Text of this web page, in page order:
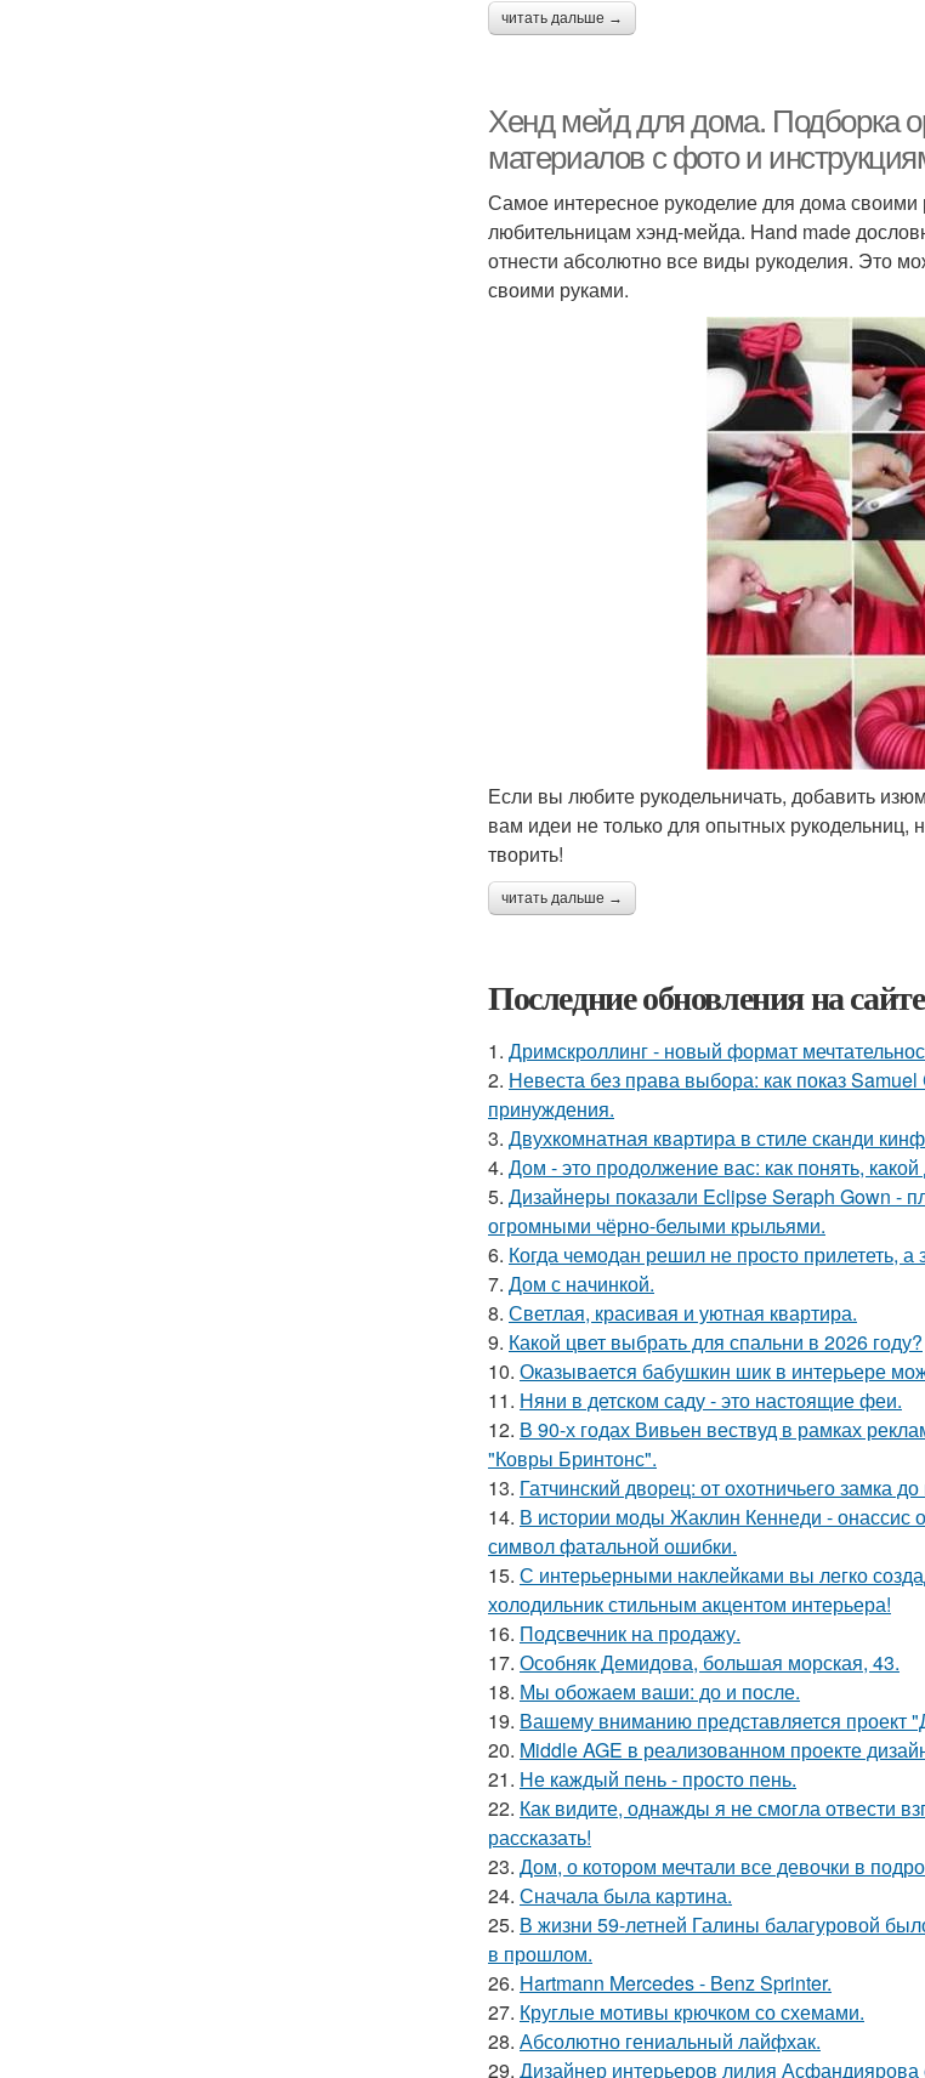
читать дальше →
Хенд мейд для дома. Подборка
материалов с фото и
Самое интересное рукоделие для дома
любительницам хэнд-мейда. Hand made
отнести абсолютно все виды рукоделия. Это
своими руками.
Если вы любите рукодельничать, добавить
вам идеи не только для опытных
творить!
читать дальше →
Последние обновления на
1. Дримскроллинг - новый формат
2. Невеста без права выбора: как показ
принуждения.
3. Двухкомнатная квартира в стиле сканди
4. Дом - это продолжение вас: как понять,
5. Дизайнеры показали Eclipse Seraph Gown -
огромными чёрно-белыми крыльями.
6. Когда чемодан решил не просто прилететь, а
7. Дом с начинкой.
8. Светлая, красивая и уютная квартира.
9. Какой цвет выбрать для спальни в 2026 году?
10. Оказывается бабушкин шик в интерьере
11. Няни в детском саду - это настоящие феи.
12. В 90-х годах Вивьен вествуд в рамках
"Ковры Бринтонс".
13. Гатчинский дворец: от охотничьего замка
14. В истории моды Жаклин Кеннеди - онассис
символ фатальной ошибки.
15. С интерьерными наклейками вы легко
холодильник стильным акцентом интерьера!
16. Подсвечник на продажу.
17. Особняк Демидова, большая морская, 43.
18. Мы обожаем ваши: до и после.
19. Вашему вниманию представляется проект
20. Middle AGE в реализованном проекте
21. Не каждый пень - просто пень.
22. Как видите, однажды я не смогла отвести
рассказать!
23. Дом, о котором мечтали все девочки в
24. Сначала была картина.
25. В жизни 59-летней Галины балагуровой
в прошлом.
26. Hartmann Mercedes - Benz Sprinter.
27. Круглые мотивы крючком со схемами.
28. Абсолютно гениальный лайфхак.
29. Дизайнер интерьеров лилия Асфандиярова